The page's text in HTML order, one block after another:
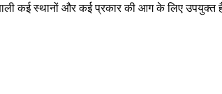
कई स्थानों और कई प्रकार की आग के लिए